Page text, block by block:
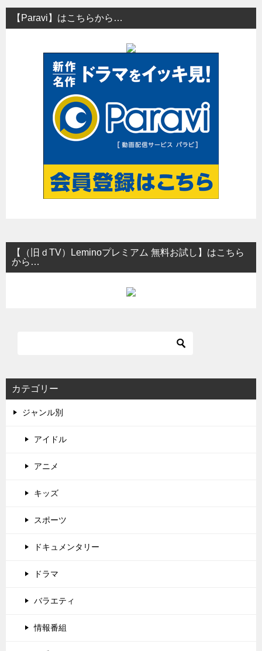
【Paravi】はこちらから…
【（旧ｄTV）Leminoプレミアム 無料お試し】はこちら
から…
カテゴリー
ジャンル別
アイドル
アニメ
キッズ
スポーツ
ドキュメンタリー
ドラマ
バラエティ
情報番組